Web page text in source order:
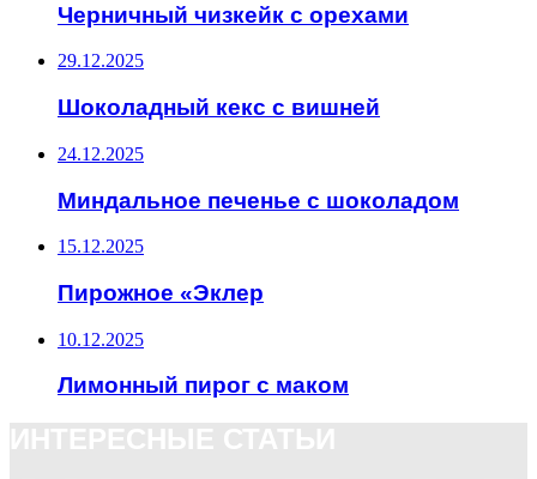
Черничный чизкейк с орехами
29.12.2025
Шоколадный кекс с вишней
24.12.2025
Миндальное печенье с шоколадом
15.12.2025
Пирожное «Эклер
10.12.2025
Лимонный пирог с маком